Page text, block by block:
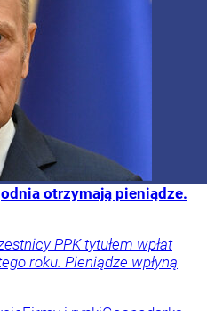
otrzymają pieniądze.
PPK tytułem wpłat
roku. Pieniądze wpłyną